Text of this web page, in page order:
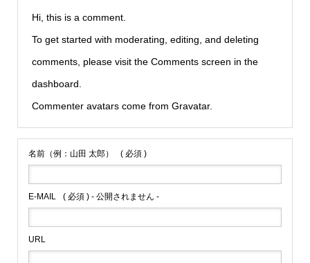
Hi, this is a comment.
To get started with moderating, editing, and deleting
comments, please visit the Comments screen in the
dashboard.
Commenter avatars come from Gravatar.
名前（例：山田 太郎） ( 必須 )
E-MAIL ( 必須 ) - 公開されません -
URL